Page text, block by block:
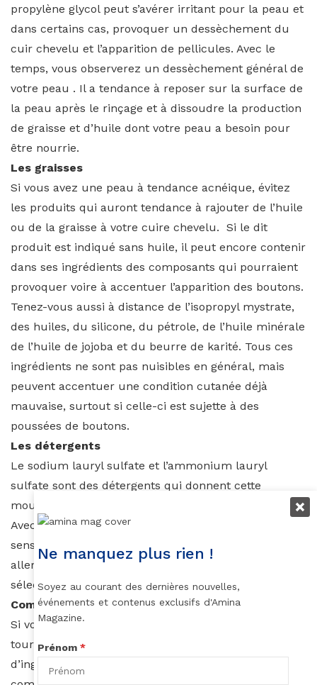
propylène glycol peut s’avérer irritant pour la peau et
dans certains cas, provoquer un dessèchement du
cuir chevelu et l’apparition de pellicules. Avec le
temps, vous observerez un dessèchement général de
votre peau . Il a tendance à reposer sur la surface de
la peau après le rinçage et à dissoudre la production
de graisse et d’huile dont votre peau a besoin pour
être nourrie.
Les graisses
Si vous avez une peau à tendance acnéique, évitez
les produits qui auront tendance à rajouter de l’huile
ou de la graisse à votre cuire chevelu. Si le dit
produit est indiqué sans huile, il peut encore contenir
dans ses ingrédients des composants qui pourraient
provoquer voire à accentuer l’apparition des boutons.
Tenez-vous aussi à distance de l’isopropyl mystrate,
des huiles, du silicone, du pétrole, de l’huile minérale
de l’huile de jojoba et du beurre de karité. Tous ces
ingrédients ne sont pas nuisibles en général, mais
peuvent accentuer une condition cutanée déjà
mauvaise, surtout si celle-ci est sujette à des
poussées de boutons.
Les détergents
Le sodium lauryl sulfate et l’ammonium lauryl
sulfate sont des détergents qui donnent cette
mousse riche quand vous shampouinez vos cheveux.
Avec le temps, certaines personnes y deviennent
sensibles et finissent par développer des réactions
allergiques. Si vous avez la peau sensible, essayez de
sélectionner des produits sans sulfate pour vos soins.
Comment y remédier?
Si vous accumulez les irritations sur le visage,
tournez-vous vers des produits ayant une liste
d’ingrédients plus courte, dont les premiers
Ne manquez plus rien !
Soyez au courant des dernières nouvelles,
événements et contenus exclusifs d'Amina
Magazine.
Prénom *